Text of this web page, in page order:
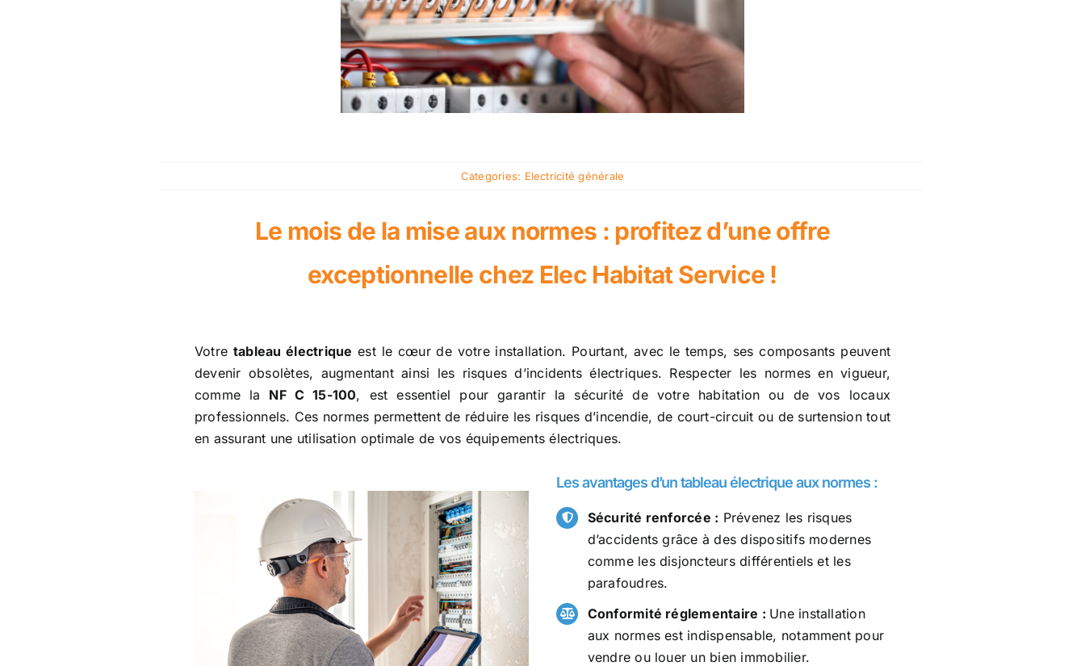
Categories: Electricité générale
Le mois de la mise aux normes : profitez d’une offre
exceptionnelle chez Elec Habitat Service !
Votre tableau électrique est le cœur de votre installation. Pourtant, avec le temps, ses composants peuvent
devenir obsolètes, augmentant ainsi les risques d’incidents électriques. Respecter les normes en vigueur,
comme la NF C 15-100, est essentiel pour garantir la sécurité de votre habitation ou de vos locaux
professionnels. Ces normes permettent de réduire les risques d’incendie, de court-circuit ou de surtension tout
en assurant une utilisation optimale de vos équipements électriques.
Les avantages d’un tableau électrique aux normes :
Sécurité renforcée : Prévenez les risques
d’accidents grâce à des dispositifs modernes
comme les disjoncteurs différentiels et les
parafoudres.
Conformité réglementaire : Une installation
aux normes est indispensable, notamment pour
vendre ou louer un bien immobilier.